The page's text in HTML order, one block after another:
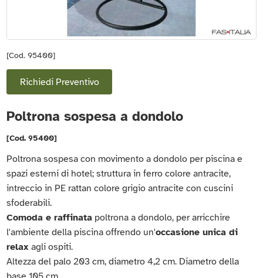
[Cod. 95400]
Richiedi Preventivo
Poltrona sospesa a dondolo
[Cod. 95400]
Poltrona sospesa con movimento a dondolo per piscina e
spazi esterni di hotel; struttura in ferro colore antracite,
intreccio in PE rattan colore grigio antracite con cuscini
sfoderabili.
Comoda e raffinata poltrona a dondolo, per arricchire
l'ambiente della piscina offrendo un'occasione unica di
relax agli ospiti.
Altezza del palo 203 cm, diametro 4,2 cm. Diametro della